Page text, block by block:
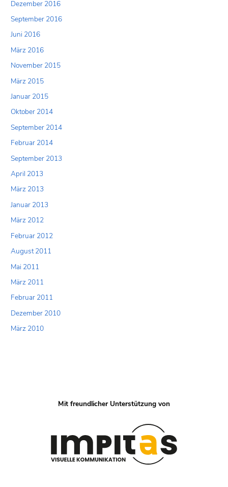
Dezember 2016
September 2016
Juni 2016
März 2016
November 2015
März 2015
Januar 2015
Oktober 2014
September 2014
Februar 2014
September 2013
April 2013
März 2013
Januar 2013
März 2012
Februar 2012
August 2011
Mai 2011
März 2011
Februar 2011
Dezember 2010
März 2010
Mit freundlicher Unterstützung von